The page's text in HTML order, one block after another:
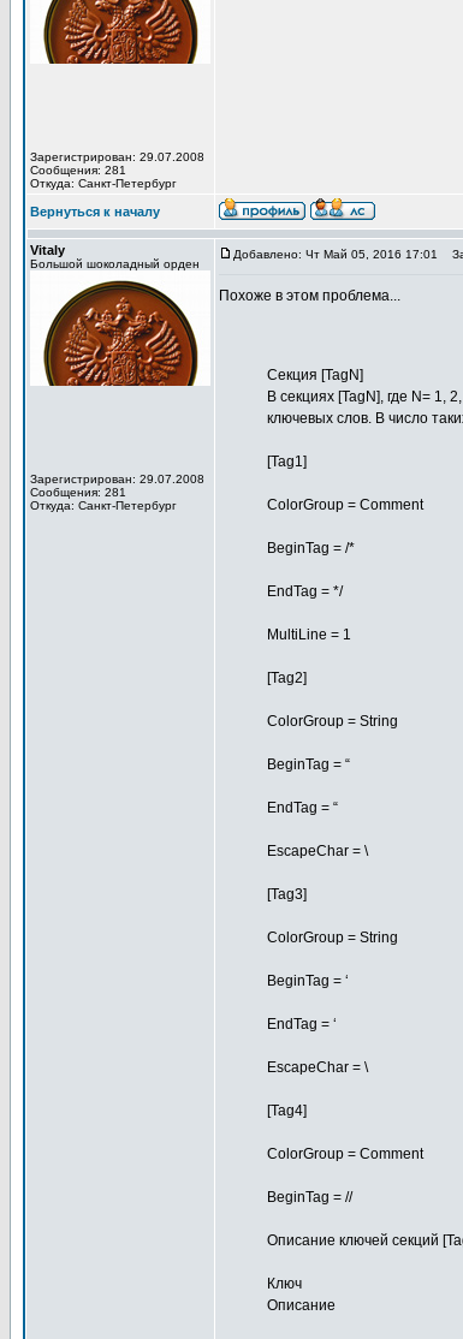
Зарегистрирован: 29.07.2008
Сообщения: 281
Откуда: Санкт-Петербург
Вернуться к началу
Vitaly
Большой шоколадный орден
Зарегистрирован: 29.07.2008
Сообщения: 281
Откуда: Санкт-Петербург
Добавлено: Чт Май 05, 2016 17:01
Похоже в этом проблема...
Секция [TagN]
В секциях [TagN], где N= 1,
ключевых слов. В число
[Tag1]
ColorGroup = Comment
BeginTag = /*
EndTag = */
MultiLine = 1
[Tag2]
ColorGroup = String
BeginTag = “
EndTag = “
EscapeChar = \
[Tag3]
ColorGroup = String
BeginTag = ‘
EndTag = ‘
EscapeChar = \
[Tag4]
ColorGroup = Comment
BeginTag = //
Описание ключей секций
Ключ
Описание